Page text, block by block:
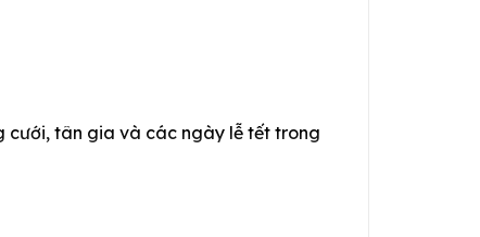
cưới, tân gia và các ngày lễ tết trong